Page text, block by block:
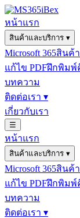
หน้าแรก
สินค้าและบริการ ▾
Microsoft 365สินค้
แก้ไข PDFฝึกพิมพ์
บทความ
ติดต่อเรา ▾
เกี่ยวกับเรา
☰
หน้าแรก
สินค้าและบริการ ▾
Microsoft 365สินค้
แก้ไข PDFฝึกพิมพ์
บทความ
ติดต่อเรา ▾